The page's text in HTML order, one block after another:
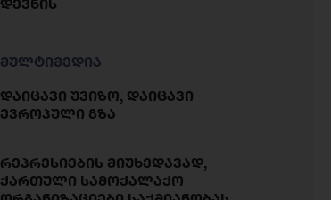
დევნის
მულტიმედია
დაიცავი უვიზო, დაიცავი
ევროპული გზა
რეპრესიების მიუხედავად,
ქართული სამოქალაქო